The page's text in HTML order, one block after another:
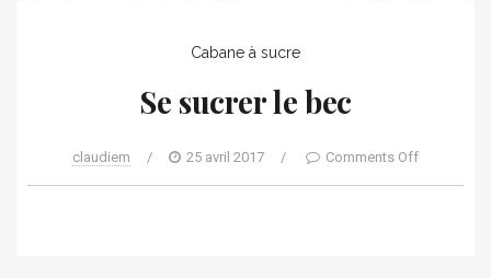
Cabane à sucre
Se sucrer le bec
claudiem / 25 avril 2017 / Comments Off